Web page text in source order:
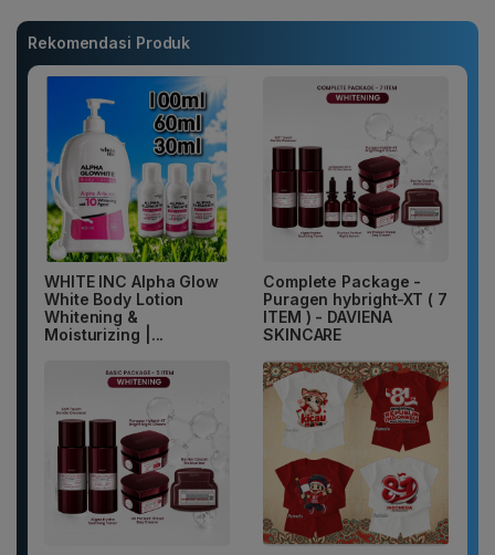
Rekomendasi Produk
WHITE INC Alpha Glow
White Body Lotion
Whitening &
Moisturizing |...
Complete Package -
Puragen hybright-XT ( 7
ITEM ) - DAVIENA
SKINCARE